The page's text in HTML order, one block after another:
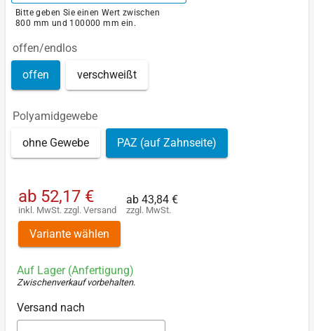
Bitte geben Sie einen Wert zwischen
800 mm und 100000 mm ein.
offen/endlos
offen verschweißt
Polyamidgewebe
ohne Gewebe PAZ (auf Zahnseite)
ab 52,17 €
inkl. MwSt. zzgl. Versand
ab 43,84 €
zzgl. MwSt.
Variante wählen
Auf Lager (Anfertigung)
Zwischenverkauf vorbehalten.
Versand nach